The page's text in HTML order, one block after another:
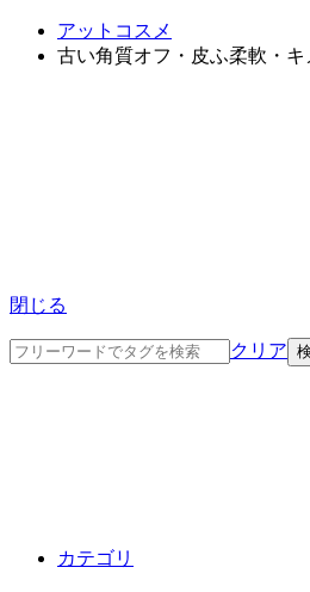
アットコスメ
古い角質オフ・皮ふ柔軟・キ
閉じる
クリア
カテゴリ